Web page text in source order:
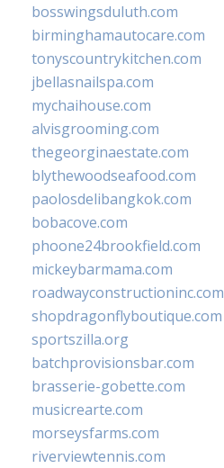
bosswingsduluth.com
birminghamautocare.com
tonyscountrykitchen.com
jbellasnailspa.com
mychaihouse.com
alvisgrooming.com
thegeorginaestate.com
blythewoodseafood.com
paolosdelibangkok.com
bobacove.com
phoone24brookfield.com
mickeybarmama.com
roadwayconstructioninc.com
shopdragonflyboutique.com
sportszilla.org
batchprovisionsbar.com
brasserie-gobette.com
musicrearte.com
morseysfarms.com
riverviewtennis.com